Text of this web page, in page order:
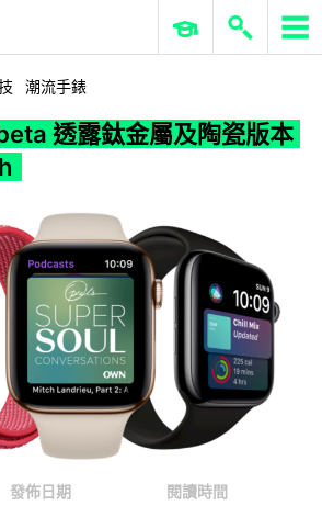
ERP 與商業 AI
潮流手錶
透露鈦金屬及陶瓷版本
發佈日期
閱讀時間